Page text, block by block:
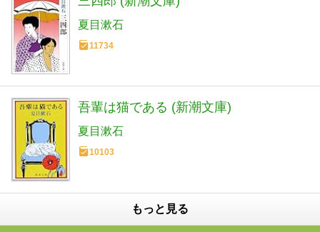
夏目漱石
11734
吾輩は猫である (新潮文庫)
夏目漱石
10103
もっと見る